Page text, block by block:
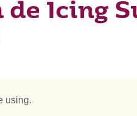
Icing
using.